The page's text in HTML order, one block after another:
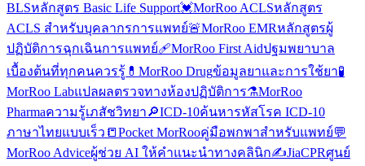
BLSหลักสูตร Basic Life Support💓MorRoo ACLSหลักสูตร
ACLS สำหรับบุคลากรการแพทย์🚨MorRoo EMRหลักสูตรผู้
ปฏิบัติการฉุกเฉินการแพทย์🩹MorRoo First Aidปฐมพยาบาล
เบื้องต้นที่ทุกคนควรรู้ 💊 MorRoo Drugข้อมูลยาและการใช้ยา🧪
MorRoo Labแปลผลตรวจทางห้องปฏิบัติการ⚗️MorRoo
Pharmaความรู้เภสัชวิทยา🔎ICD-10ค้นหารหัสโรค ICD-10
ภาษาไทยแบบเร็ว 📒Pocket MorRooคู่มือพกพาสำหรับแพทย์💬
MorRoo Adviceผู้ช่วย AI ให้คำแนะนำทางคลินิก✍️JiaCPRศูนย์